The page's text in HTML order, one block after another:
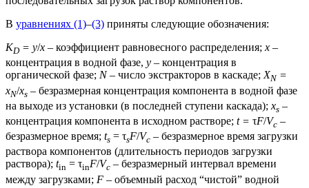
В уравнениях (1)–(3) приняты следующие обозначения:
KD= y/x – коэффициент равновесного распределения; x –
концентрация в водной фазе, y – концентрация в
органической фазе; N– число экстракторов в каскаде;XN =
xN/xs – безразмерная концентрация компонента в водной фазе
на выходе из установки (в последней ступени каскада); xs –
концентрация компонента в исходном растворе; t = τF/Vc –
безразмерное время; ts = τsF/Vc – безразмерное время загрузки
раствора компонентов (длительность периодов загрузки
раствора); tin = τinF/Vc – безразмерный интервал времени
между загрузками; F – объемный расход “чистой” водной